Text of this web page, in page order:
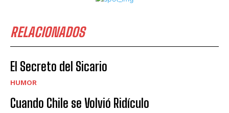
RELACIONADOS
El Secreto del Sicario
HUMOR
Cuando Chile se Volvió Ridículo